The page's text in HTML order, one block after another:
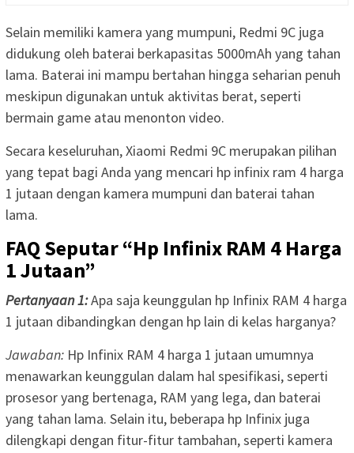
Selain memiliki kamera yang mumpuni, Redmi 9C juga
didukung oleh baterai berkapasitas 5000mAh yang tahan
lama. Baterai ini mampu bertahan hingga seharian penuh
meskipun digunakan untuk aktivitas berat, seperti
bermain game atau menonton video.
Secara keseluruhan, Xiaomi Redmi 9C merupakan pilihan
yang tepat bagi Anda yang mencari hp infinix ram 4 harga
1 jutaan dengan kamera mumpuni dan baterai tahan
lama.
FAQ Seputar “Hp Infinix RAM 4 Harga
1 Jutaan”
Pertanyaan 1:Apa saja keunggulan hp Infinix RAM 4 harga
1 jutaan dibandingkan dengan hp lain di kelas harganya?
Jawaban: Hp Infinix RAM 4 harga 1 jutaan umumnya
menawarkan keunggulan dalam hal spesifikasi, seperti
prosesor yang bertenaga, RAM yang lega, dan baterai
yang tahan lama. Selain itu, beberapa hp Infinix juga
dilengkapi dengan fitur-fitur tambahan, seperti kamera